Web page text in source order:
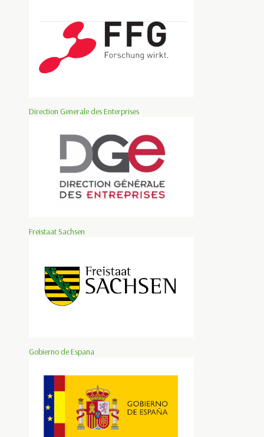
Direction Generale des Enterprises
Freistaat Sachsen
Gobierno de Espana